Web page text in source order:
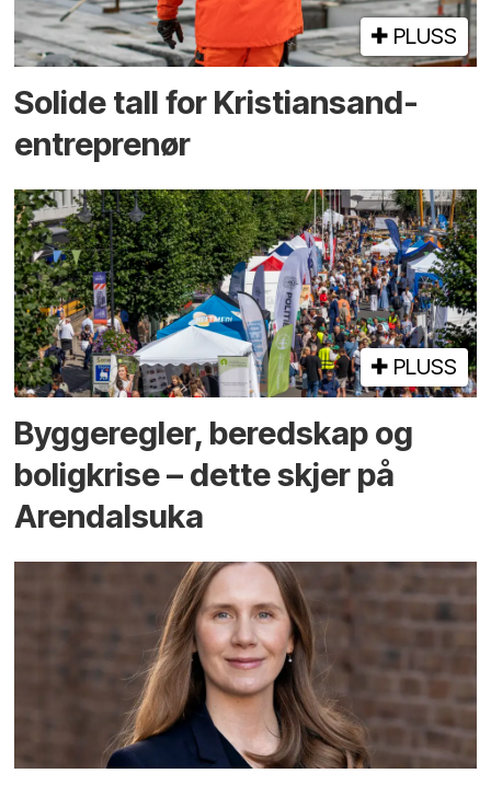
PLUSS
Solide tall for Kristiansand-
entreprenør
PLUSS
Bygge­regler, beredskap og
bolig­krise – dette skjer på
Arendals­uka